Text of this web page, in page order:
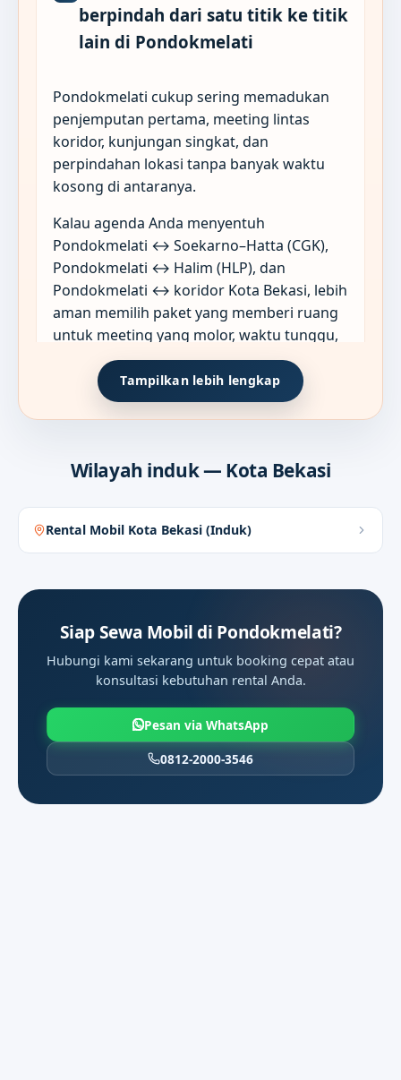
berpindah dari satu titik ke titik
lain di Pondokmelati
Pondokmelati cukup sering memadukan
penjemputan pertama, meeting lintas
koridor, kunjungan singkat, dan
perpindahan lokasi tanpa banyak waktu
kosong di antaranya.
Kalau agenda Anda menyentuh
Pondokmelati ↔ Soekarno–Hatta (CGK),
Pondokmelati ↔ Halim (HLP), dan
Pondokmelati ↔ koridor Kota Bekasi, lebih
aman memilih paket yang memberi ruang
untuk meeting yang molor, waktu tunggu,
dan titik singgah tambahan sejak briefing
02 Format sewa yang paling masuk
Di Pondokmelati, format seperti Antar-
waktu tunggu yang sulit dipatok terlalu
kaku.
Antar-Jemput
Antar-Jemput biasanya dipilih ketika
Tampilkan lebih lengkap
Wilayah induk — Kota Bekasi
Rental Mobil Kota Bekasi (Induk)
Siap Sewa Mobil di Pondokmelati?
Hubungi kami sekarang untuk booking cepat atau
konsultasi kebutuhan rental Anda.
Pesan via WhatsApp
0812-2000-3546